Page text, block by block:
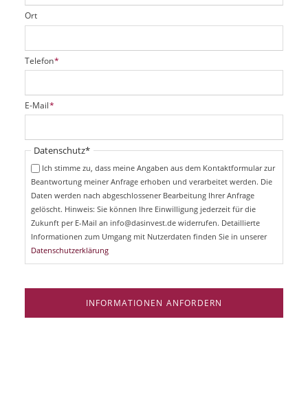
Ort
P
f
i
c
t
f
Telefon*
P
f
i
E-Mail*
Pflichtfeld
Datenschutz*
Ich stimme zu, dass meine Angaben aus dem Kontaktformular zur
Beantwortung meiner Anfrage erhoben und verarbeitet werden. Die
Daten werden nach abgeschlossener Bearbeitung Ihrer Anfrage
gelöscht. Hinweis: Sie können Ihre Einwilligung jederzeit für die
Zukunft per E-Mail an info@dasinvest.de widerrufen. Detaillierte
Informationen zum Umgang mit Nutzerdaten finden Sie in unserer
Datenschutzerklärung
INFORMATIONEN ANFORDERN